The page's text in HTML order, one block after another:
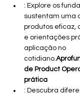
: Explore os
sustentam uma
produtos eficaz,
e orientações
aplicação no
cotidiano.
de Product
prática
: Descubra